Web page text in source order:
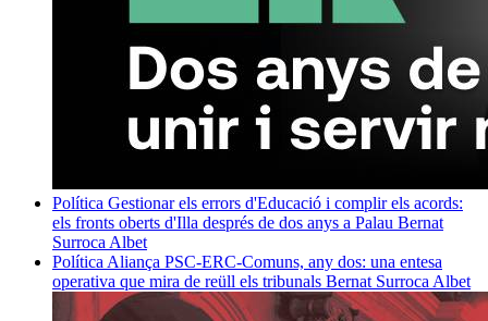
Política Gestionar els errors d'Educació i complir els acords:
els fronts oberts d'Illa després de dos anys a Palau Bernat
Surroca Albet
Política Aliança PSC-ERC-Comuns, any dos: una entesa
operativa que mira de reüll els tribunals Bernat Surroca Albet